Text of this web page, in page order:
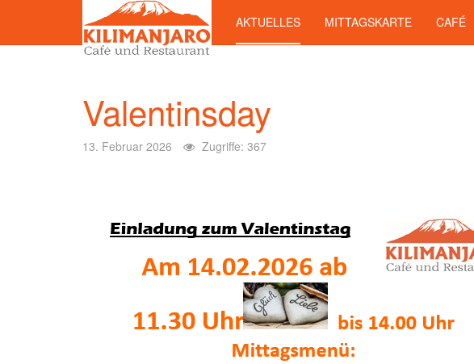
AKTUELLES MITTAGSKARTE CAFÉ
Valentinsday
13. Februar 2026 Zugriffe: 367